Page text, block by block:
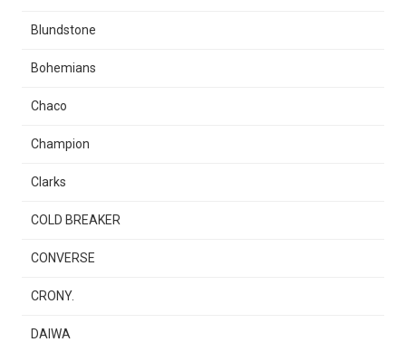
Blundstone
Bohemians
Chaco
Champion
Clarks
COLD BREAKER
CONVERSE
CRONY.
DAIWA